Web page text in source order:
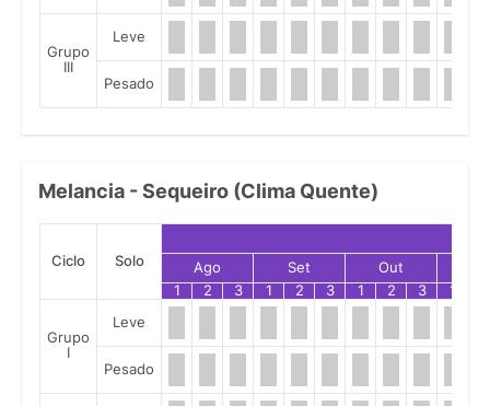
Grupo
III
Leve
Pesado
Melancia - Sequeiro (Clima Quente)
Ciclo Solo Ago Set Out
1
2 3 1 2 3 1 2 3 1
Grupo
I
Leve
Pesado